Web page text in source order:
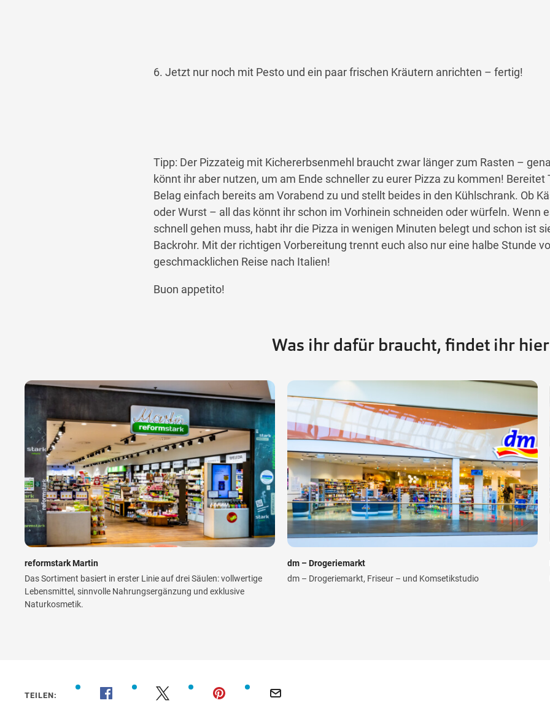
6. Jetzt nur noch mit Pesto und ein paar frischen Kräutern anrichten – fertig!
Tipp: Der Pizzateig mit Kichererbsenmehl braucht zwar länger zum Rasten –
könnt ihr aber nutzen, um am Ende schneller zu eurer Pizza zu kommen! Bereitet
Belag einfach bereits am Vorabend zu und stellt beides in den Kühlschrank. Ob
oder Wurst – all das könnt ihr schon im Vorhinein schneiden oder würfeln. Wenn
schnell gehen muss, habt ihr die Pizza in wenigen Minuten belegt und schon ist
Backrohr. Mit der richtigen Vorbereitung trennt euch also nur eine halbe Stunde
geschmacklichen Reise nach Italien!
Buon appetito!
Was ihr dafür braucht, findet ihr
reformstark Martin
Das Sortiment basiert in erster Linie auf drei Säulen: vollwertige
Lebensmittel, sinnvolle Nahrungsergänzung und exklusive
Naturkosmetik.
dm – Drogeriemarkt
dm – Drogeriemarkt, Friseur – und Komsetikstudio
TEILEN: